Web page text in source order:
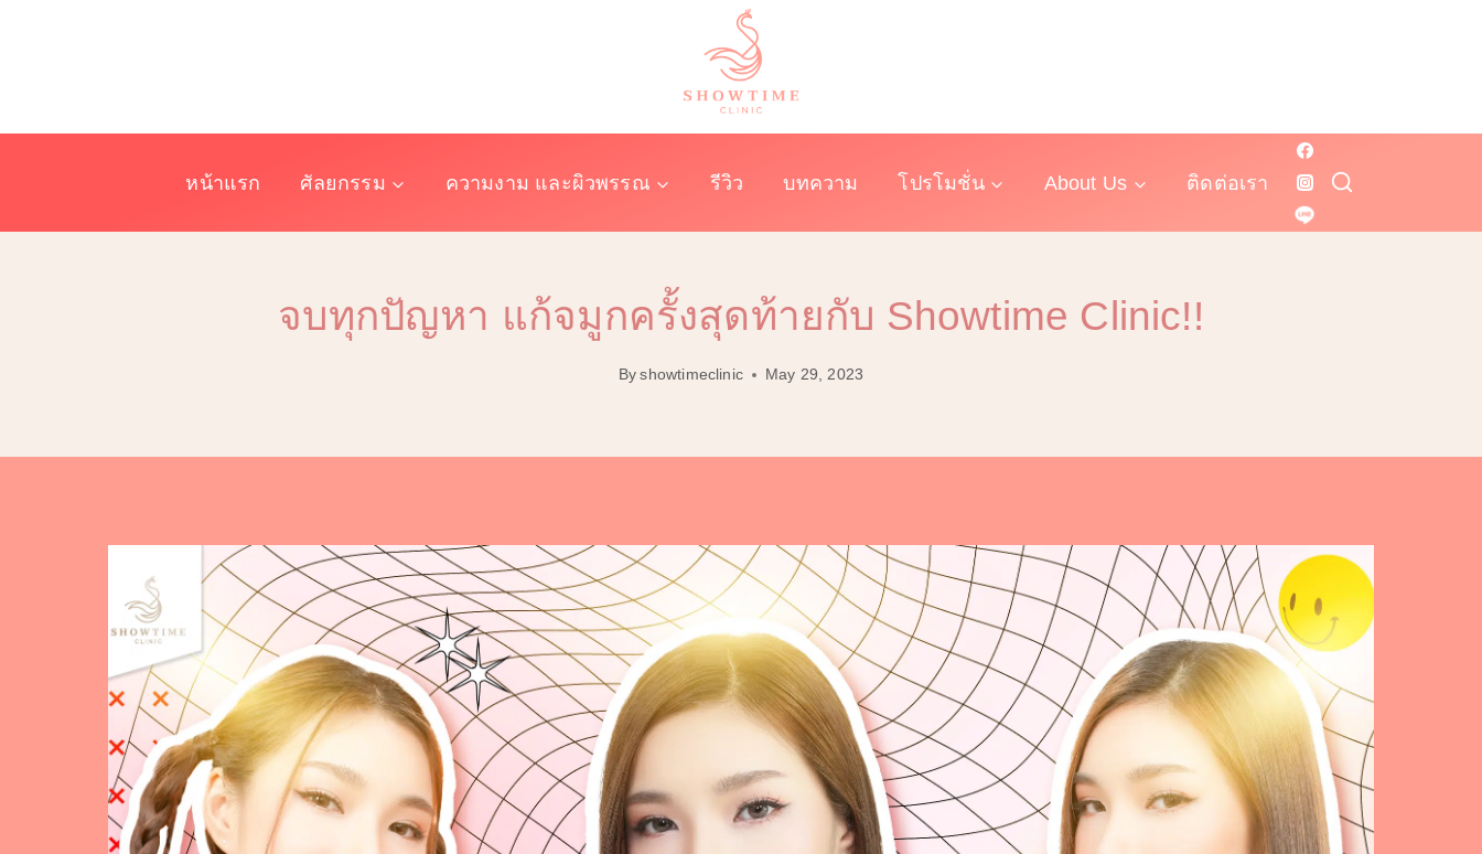
หน้าแรก ศัลยกรรม ความงาม และผิวพรรณ รีวิว บทความ โปรโมชั่น About Us ติดต่อเรา
จบทุกปัญหา แก้จมูกครั้งสุดท้ายกับ Showtime Clinic!!
By showtimeclinic May 29, 2023